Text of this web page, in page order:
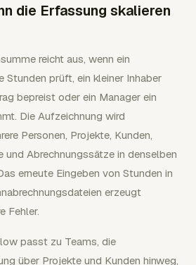
die Erfassung skalieren
reicht aus, wenn ein
Stunden prüft, ein kleiner Inhaber
bepreist oder ein Manager ein
Die Aufzeichnung wird
Personen, Projekte, Kunden,
und Abrechnungssätze in denselben
erneute Eingeben von Stunden in
erzeugt
Fehler.
passt zu Teams, die
über Projekte und Kunden hinweg,